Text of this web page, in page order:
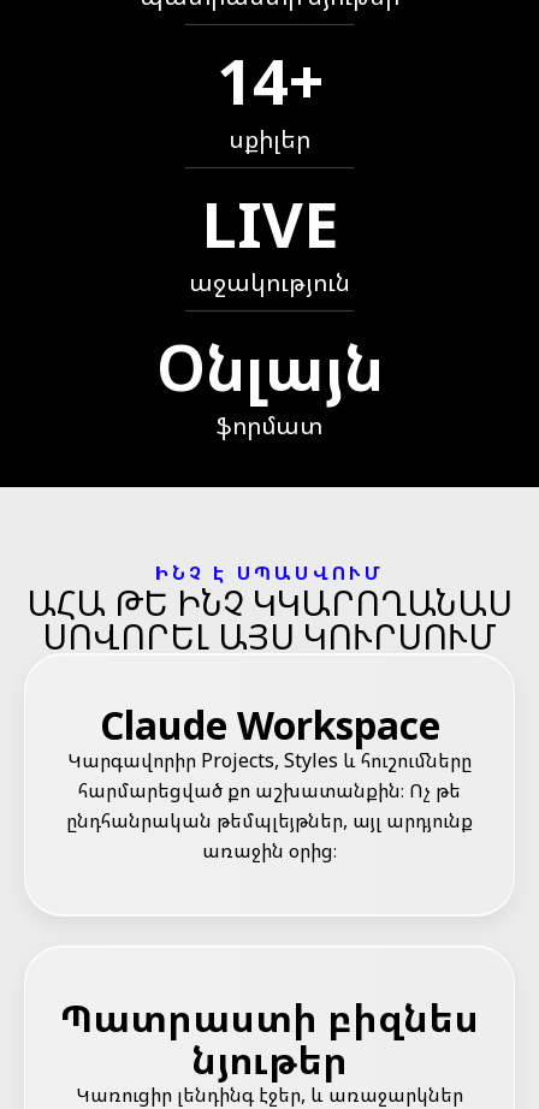
14+
սքիլեր
LIVE
աջակություն
Օնլայն
ֆորմատ
ԻՆՉ Է ՍՊԱՍՎՈՒՄ
ԱՀԱ ԹԵ ԻՆՉ ԿԿԱՐՈՂԱՆԱՍ
ՍՈՎՈՐԵԼ ԱՅՍ ԿՈՒՐՍՈՒՄ
Claude Workspace
Կարգավորիր Projects, Styles և հուշումները
հարմարեցված քո աշխատանքին։ Ոչ թե
ընդհանրական թեմպլեյթներ, այլ արդյունք
առաջին օրից։
Պատրաստի բիզնես
նյութեր
Կառուցիր լենդինգ էջեր, և առաջարկներ